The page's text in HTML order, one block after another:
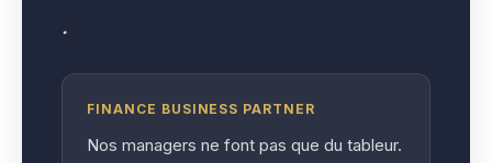
.
FINANCE BUSINESS PARTNER
Nos managers ne font pas que du tableur.